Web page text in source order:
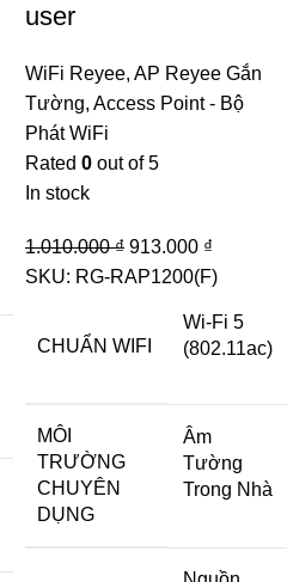
user
WiFi Reyee, AP Reyee Gắn
Tường, Access Point - Bộ
Phát WiFi
Rated 0 out of 5
In stock
1.010.000₫ Original
price
1.010.000 ₫.
913.000 ₫
price
913.000
SKU: RG-RAP1200(F)
CHUẨN WIFI
Wi-Fi 5
(802.11ac)
MÔI
TRƯỜNG
CHUYÊN
DỤNG
Âm
Tường
Trong Nhà